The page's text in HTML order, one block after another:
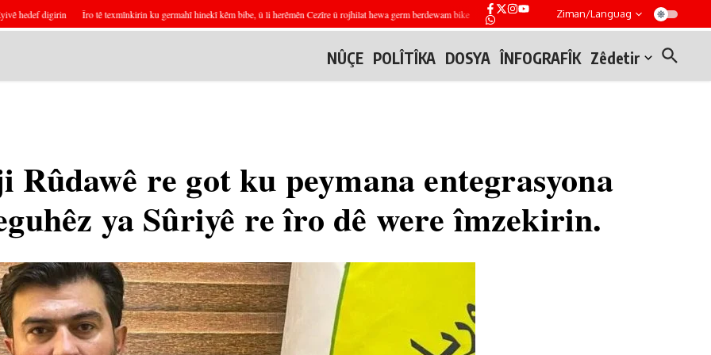
digirin Îro tê texmînkirin ku germahî hinekî kêm bibe, û li herêmên Cezîre û rojhilat hewa germ berdewam bike Tîmên endezyariyê li Mesekin Henano li Helebê teqemeniyek ji
Ziman/Languag
NÛÇE POLÎTÎKA DOSYA ÎNFOGRAFÎK Zêdetir
re got ku peymana entegrasyona
ya Sûriyê re îro dê were îmzekirin.